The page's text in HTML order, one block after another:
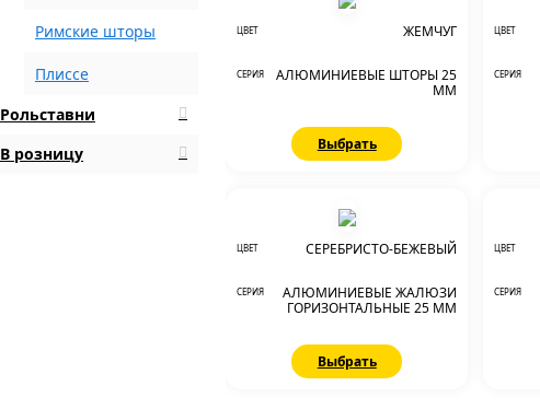
Римские шторы
Плиссе
Рольставни
В розницу
ЦВЕТ ЖЕМЧУГ
СЕРИЯ
АЛЮМИНИЕВЫЕ ШТОРЫ 25
ММ
Выбрать
ЦВЕТ
СЕРИЯ
ЦВЕТ СЕРЕБРИСТО-БЕЖЕВЫЙ
СЕРИЯ
АЛЮМИНИЕВЫЕ ЖАЛЮЗИ
ГОРИЗОНТАЛЬНЫЕ 25 ММ
Выбрать
ЦВЕТ
СЕРИЯ